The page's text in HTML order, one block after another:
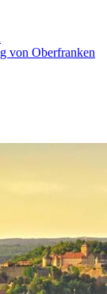
von Oberfranken